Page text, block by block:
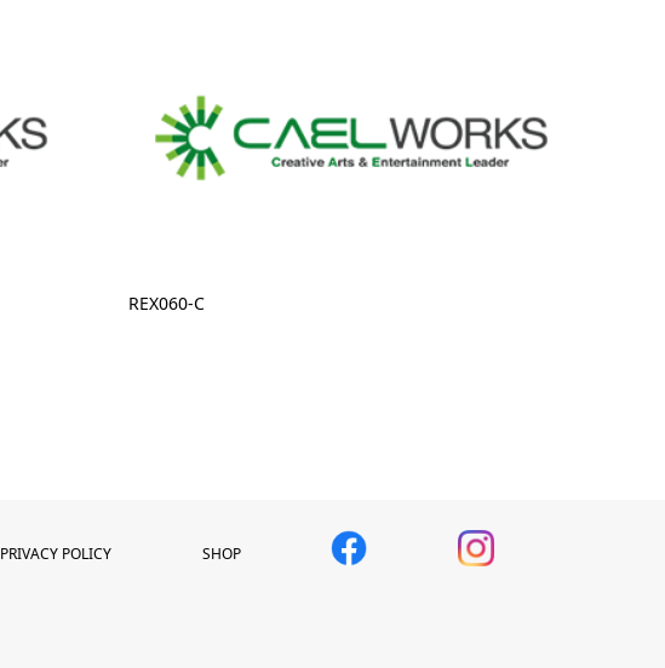
REX060-C
PRIVACY POLICY SHOP